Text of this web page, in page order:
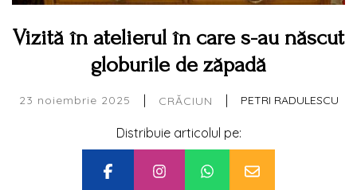
Vizită în atelierul în care s-au născut
globurile de zăpadă
23 noiembrie 2025 | CRĂCIUN | PETRI RADULESCU
Distribuie articolul pe: